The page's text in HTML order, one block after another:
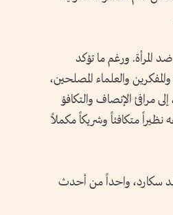
المرأة. ورغم ما تؤكد
والعلماء المصلحين،
مرافئ الإنصاف والتكافؤ
نظيراً متكافئاً وشريكاً مكملاً
سكارد، واحداً من أحدث